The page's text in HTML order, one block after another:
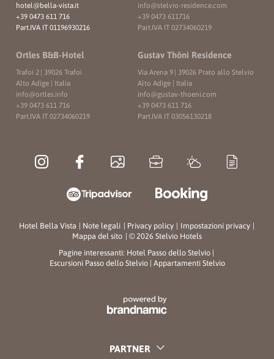
hotel@bella-vista.it
+39 0473 611 716
Part.IVA IT 01196930216
info@stelvio-residence.com
+39 0473 611716
Part.IVA IT 02734060219
Ortles B&B-Hotel
Trafoi 2 | 39026 Trafoi
Alto Adige | Italia
info@ortles. info
+39 0473 611 716
Part.IVA IT 02734060219
Gustav Thöni Residence
Via Arena 9 | 39026 Prato allo Stelvio
Alto Adige | Italia
info@gustav-thoeni.com
+39 0473 611 716
Part.IVA IT 03056130218
Hotel Bella Vista | Note legali | Privacy policy | Impostazioni privacy |
Mappa del sito | © 2026 Stelvio Hotels
Pagine interessanti: Hotel Passo dello Stelvio|
Escursioni Passo dello Stelvio| Appartamenti Stelvio
PARTNER